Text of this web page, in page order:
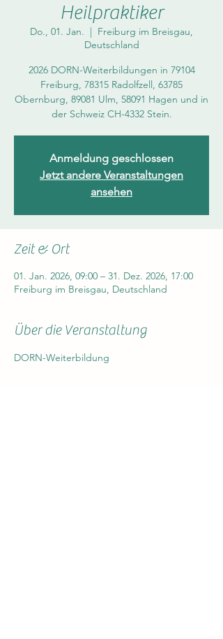
Heilpraktiker
Do., 01. Jan.
  |
Freiburg im Breisgau,
Deutschland
2026 DORN-Weiterbildungen in 79104
Freiburg, 78315 Radolfzell, 63785
Obernburg, 89081 Ulm, 58091 Hagen und in
Anmeldung geschlossen
Jetzt andere Veranstaltungen
ansehen
Zeit & Ort
01. Jan. 2026, 09:00 – 31. Dez. 2026, 17:00
Freiburg im Breisgau, Deutschland
Über die Veranstaltung
DORN-Weiterbildung